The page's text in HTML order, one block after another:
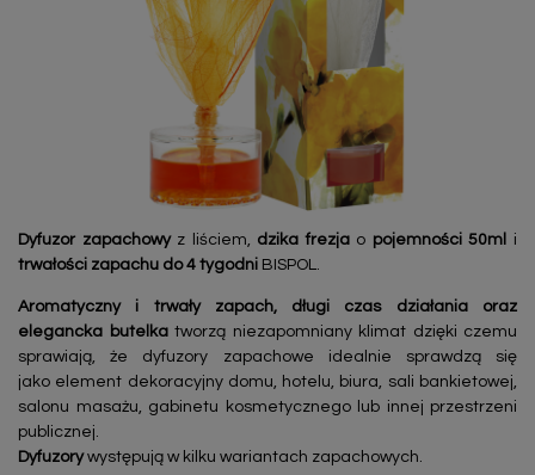
Dyfuzor zapachowyz liściem, dzika frezja o pojemności 50ml
i
trwałości zapachu do 4 tygodni BISPOL.
Aromatyczny i trwały zapach, długi czas działania oraz
elegancka butelkatworzą niezapomniany klimat dzięki czemu
sprawiają, że dyfuzory zapachowe idealnie sprawdzą się
jako element dekoracyjny domu, hotelu, biura, sali bankietowej,
salonu masażu, gabinetu kosmetycznego lub innej przestrzeni
publicznej.
Dyfuzorywystępują w kilku wariantach zapachowych.